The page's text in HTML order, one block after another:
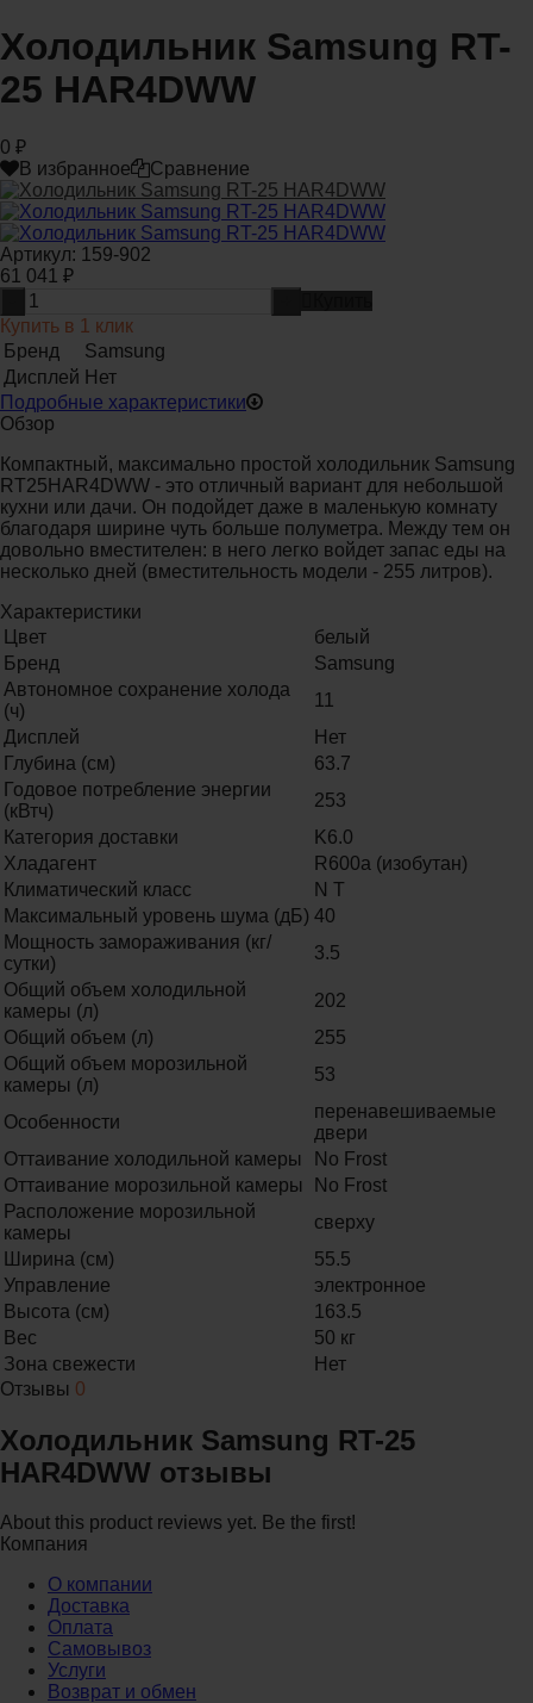
Холодильник Samsung RT-
25 HAR4DWW
0 ₽
В избранное
Сравнение
Артикул: 159-902
61 041 ₽
Купить в 1 клик
Бренд
Samsung
Дисплей Нет
Подробные характеристики
Обзор
Компактный, максимально простой холодильник Samsung
RT25HAR4DWW - это отличный вариант для небольшой
кухни или дачи. Он подойдет даже в маленькую комнату
благодаря ширине чуть больше полуметра. Между тем он
довольно вместителен: в него легко войдет запас еды на
несколько дней (вместительность модели - 255 литров).
Характеристики
Цвет
белый
Бренд
Samsung
Автономное сохранение холода
(ч)
11
Дисплей
Нет
Глубина (см)
63.7
Годовое потребление энергии
(кВтч)
253
Категория доставки
K6.0
Хладагент
R600a (изобутан)
Климатический класс
N T
Максимальный уровень шума (дБ) 40
Мощность замораживания (кг/
сутки)
3.5
Общий объем холодильной
камеры (л)
202
Общий объем (л)
255
Общий объем морозильной
камеры (л)
53
Особенности
перенавешиваемые
двери
Оттаивание холодильной камеры
No Frost
Оттаивание морозильной камеры
No Frost
Расположение морозильной
камеры
сверху
Ширина (см)
55.5
Управление
электронное
Высота (см)
163.5
Вес
50 кг
Зона свежести
Нет
Отзывы 0
Холодильник Samsung RT-25
HAR4DWW отзывы
About this product reviews yet. Be the first!
Компания
О компании
Доставка
Оплата
Самовывоз
Услуги
Возврат и обмен